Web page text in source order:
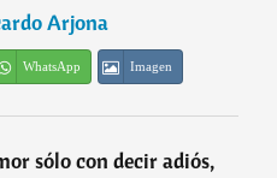
Arjona
WhatsApp Imagen
sólo con decir adiós,